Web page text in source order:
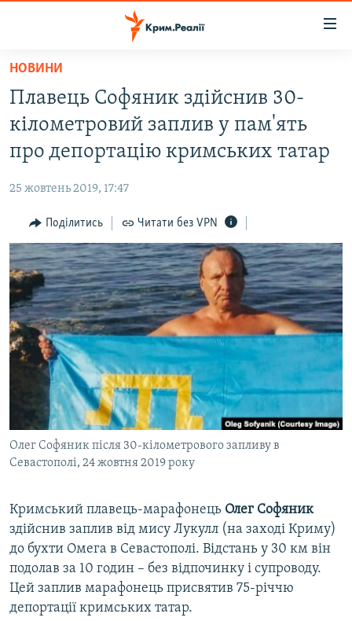
Перейти
основного
матеріалу
до
основної
Перейти
до
пошуку
ВОДА.КРИМ
ВІДЕО ТА ФОТО
БЛОГИ
ПОГЛЯД
ІНТЕРВ'Ю
ВСЕ ЗА ДЕНЬ
СПЕЦПРОЕКТИ
ДЕПОРТАЦІЯ
ВІДЕОУРОКИ «ELIFBE»
СВІДЧЕННЯ ОКУПАЦІЇ
УКРАЇНСЬКА ПРОБЛЕМА КРИМУ
ІНФОГРАФІКА
ЯК ОБІЙТИ БЛОКУВАННЯ
Русский
Qırımtatar
ДОЛУЧАЙСЯ!
Усі сайти RFE/RL
НОВИНИ
Плавець Софяник здійснив 30-
кілометровий заплив у пам'ять
про депортацію кримських татар
25 жовтень 2019, 17:47
Поділитись Читати без VPN
Олег Софяник після 30-кілометрового запливу в
Севастополі, 24 жовтня 2019 року
Кримський плавець-марафонець Олег Софяник
здійснив заплив від мису Лукулл (на заході Криму)
до бухти Омега в Севастополі. Відстань у 30 км він
подолав за 10 годин – без відпочинку і супроводу.
Цей заплив марафонець присвятив 75-річчю
депортації кримських татар.